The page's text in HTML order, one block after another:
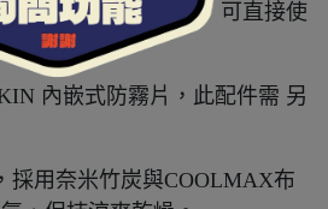
點的淺茶色大鏡片，可直接使
內嵌式防霧片，此配件需 另
採用奈米竹炭與COOLMAX布